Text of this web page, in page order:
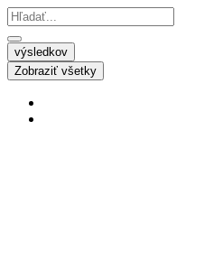
výsledkov
Zobraziť všetky